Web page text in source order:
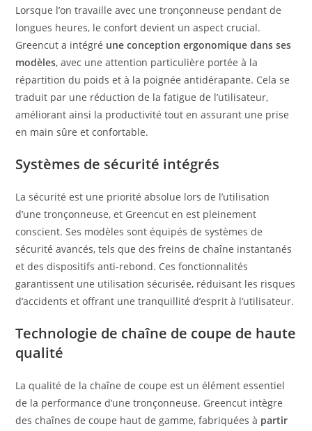
Lorsque l’on travaille avec une tronçonneuse pendant de
longues heures, le confort devient un aspect crucial.
Greencut a intégré une conception ergonomique dans ses
modèles, avec une attention particulière portée à la
répartition du poids et à la poignée antidérapante. Cela se
traduit par une réduction de la fatigue de l’utilisateur,
améliorant ainsi la productivité tout en assurant une prise
en main sûre et confortable.
Systèmes de sécurité intégrés
La sécurité est une priorité absolue lors de l’utilisation
d’une tronçonneuse, et Greencut en est pleinement
conscient. Ses modèles sont équipés de systèmes de
sécurité avancés, tels que des freins de chaîne instantanés
et des dispositifs anti-rebond. Ces fonctionnalités
garantissent une utilisation sécurisée, réduisant les risques
d’accidents et offrant une tranquillité d’esprit à l’utilisateur.
Technologie de chaîne de coupe de haute
qualité
La qualité de la chaîne de coupe est un élément essentiel
de la performance d’une tronçonneuse. Greencut intègre
des chaînes de coupe haut de gamme, fabriquées à partir